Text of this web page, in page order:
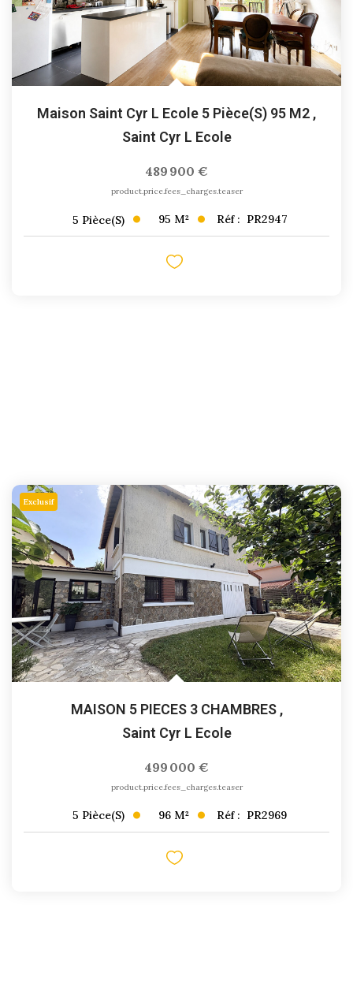
Maison Saint Cyr L Ecole 5 Pièce(s) 95 M2 ,
Saint Cyr L Ecole
489 900 €
product.price.fees_charges.teaser
5 Pièce(s) 95 M² Réf : PR2947
Exclusif
MAISON 5 PIECES 3 CHAMBRES ,
Saint Cyr L Ecole
499 000 €
product.price.fees_charges.teaser
5 Pièce(s) 96 M² Réf : PR2969